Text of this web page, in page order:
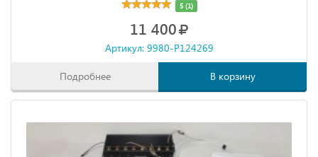
5 (1)
11 400
Артикул: 9980-P124269
Подробнее В корзину